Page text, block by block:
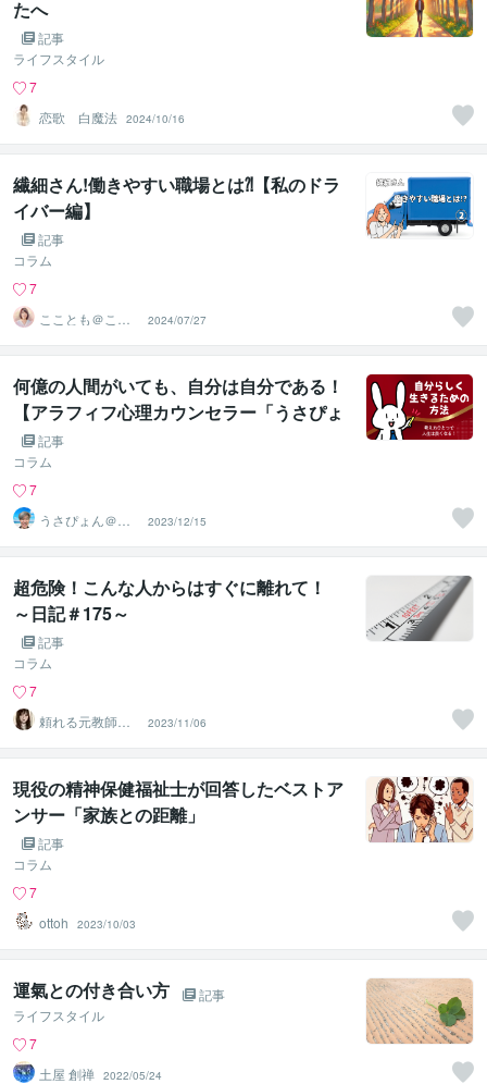
たへ
記事
ライフスタイル
7
恋歌 白魔法 2024/10/16
繊細さん!働きやすい職場とは⁈【私のドラ
イバー編】
記事
コラム
7
こことも＠ここ
ろの安心サポー
ト
2024/07/27
何億の人間がいても、自分は自分である！
【アラフィフ心理カウンセラー「うさぴょ
ん」のココナラ電話相談】
記事
コラム
7
うさぴょん＠癒
し系アラフィフ
心寄り添い人
2023/12/15
超危険！こんな人からはすぐに離れて！
～日記＃175～
記事
コラム
7
頼れる元教師✨
そら✨寄り添い
人
2023/11/06
現役の精神保健福祉士が回答したベストア
ンサー「家族との距離」
記事
コラム
7
ottoh
2023/10/03
運氣との付き合い方
記事
ライフスタイル
7
土屋 創禅 2022/05/24